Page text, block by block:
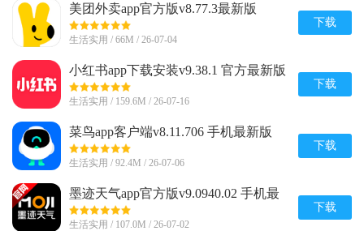
美团外卖app官方版v8.77.3最新版
生活实用 / 66M / 26-07-04
下载
小红书app下载安装v9.38.1 官方最新版
生活实用 / 159.6M / 26-07-16
下载
菜鸟app客户端v8.11.706 手机最新版
生活实用 / 92.4M / 26-07-06
下载
墨迹天气app官方版v9.0940.02 手机最
新版
生活实用 / 107.0M / 26-07-02
下载